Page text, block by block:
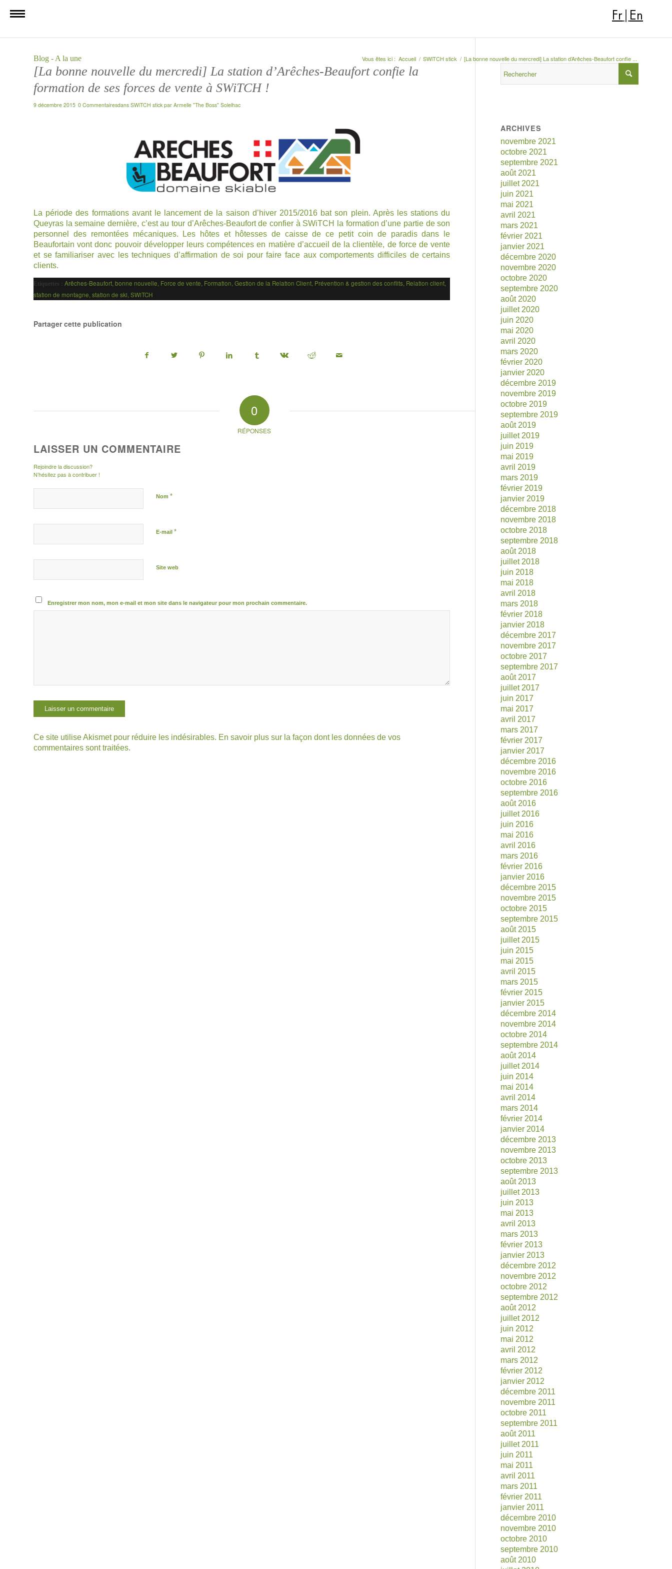
Fr En
Blog - A la une Vous êtes ici : Accueil / SWiTCH stick / [La bonne nouvelle du mercredi] La station d’Arêches-Beaufort confie ...
[La bonne nouvelle du mercredi] La station d’Arêches-Beaufort confie la
formation de ses forces de vente à SWiTCH !
9 décembre 2015 0 Commentairesdans SWiTCH stick par Armelle "The Boss" Solelhac
La période des formations avant le lancement de la saison d’hiver 2015/2016 bat son plein. Après les stations du
Queyras la semaine dernière, c’est au tour d’Arêches-Beaufort de confier à SWiTCH la formation d’une partie de son
personnel des remontées mécaniques. Les hôtes et hôtesses de caisse de ce petit coin de paradis dans le
Beaufortain vont donc pouvoir développer leurs compétences en matière d’accueil de la clientèle, de force de vente
et se familiariser avec les techniques d’affirmation de soi pour faire face aux comportements difficiles de certains
clients.
Etiquettes : Arêches-Beaufort, bonne nouvelle, Force de vente, Formation, Gestion de la Relation Client, Prévention & gestion des conflits, Relation client,
station de montagne, station de ski, SWiTCH
Partager cette publication
0
RÉPONSES
LAISSER UN COMMENTAIRE
Rejoindre la discussion?
N’hésitez pas à contribuer !
Nom *
E-mail *
Site web
Enregistrer mon nom, mon e-mail et mon site dans le navigateur pour mon prochain commentaire.
Ce site utilise Akismet pour réduire les indésirables. En savoir plus sur la façon dont les données de vos
commentaires sont traitées.
ARCHIVES
novembre 2021
octobre 2021
septembre 2021
août 2021
juillet 2021
juin 2021
mai 2021
avril 2021
mars 2021
février 2021
janvier 2021
décembre 2020
novembre 2020
octobre 2020
septembre 2020
août 2020
juillet 2020
juin 2020
mai 2020
avril 2020
mars 2020
février 2020
janvier 2020
décembre 2019
novembre 2019
octobre 2019
septembre 2019
août 2019
juillet 2019
juin 2019
mai 2019
avril 2019
mars 2019
février 2019
janvier 2019
décembre 2018
novembre 2018
octobre 2018
septembre 2018
août 2018
juillet 2018
juin 2018
mai 2018
avril 2018
mars 2018
février 2018
janvier 2018
décembre 2017
novembre 2017
octobre 2017
septembre 2017
août 2017
juillet 2017
juin 2017
mai 2017
avril 2017
mars 2017
février 2017
janvier 2017
décembre 2016
novembre 2016
octobre 2016
septembre 2016
août 2016
juillet 2016
juin 2016
mai 2016
avril 2016
mars 2016
février 2016
janvier 2016
décembre 2015
novembre 2015
octobre 2015
septembre 2015
août 2015
juillet 2015
juin 2015
mai 2015
avril 2015
mars 2015
février 2015
janvier 2015
décembre 2014
novembre 2014
octobre 2014
septembre 2014
août 2014
juillet 2014
juin 2014
mai 2014
avril 2014
mars 2014
février 2014
janvier 2014
décembre 2013
novembre 2013
octobre 2013
septembre 2013
août 2013
juillet 2013
juin 2013
mai 2013
avril 2013
mars 2013
février 2013
janvier 2013
décembre 2012
novembre 2012
octobre 2012
septembre 2012
août 2012
juillet 2012
juin 2012
mai 2012
avril 2012
mars 2012
février 2012
janvier 2012
décembre 2011
novembre 2011
octobre 2011
septembre 2011
août 2011
juillet 2011
juin 2011
mai 2011
avril 2011
mars 2011
février 2011
janvier 2011
décembre 2010
novembre 2010
octobre 2010
septembre 2010
août 2010